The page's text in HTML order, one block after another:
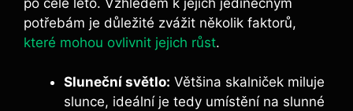
potřebám je důležité zvážit několik faktorů,
které mohou ovlivnit jejich růst.
Sluneční světlo: Většina skalniček miluje
slunce, ideální je tedy umístění na slunné